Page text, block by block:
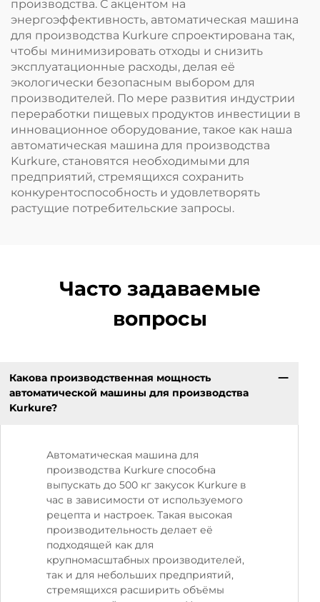
производства. С акцентом на
энергоэффективность, автоматическая машина
для производства Kurkure спроектирована так,
чтобы минимизировать отходы и снизить
эксплуатационные расходы, делая её
экологически безопасным выбором для
производителей. По мере развития индустрии
переработки пищевых продуктов инвестиции в
инновационное оборудование, такое как наша
автоматическая машина для производства
Kurkure, становятся необходимыми для
предприятий, стремящихся сохранить
конкурентоспособность и удовлетворять
растущие потребительские запросы.
Часто задаваемые
вопросы
Какова производственная мощность
автоматической машины для производства
Kurkure?
Автоматическая машина для
производства Kurkure способна
выпускать до 500 кг закусок Kurkure в
час в зависимости от используемого
рецепта и настроек. Такая высокая
производительность делает её
подходящей как для
крупномасштабных производителей,
так и для небольших предприятий,
стремящихся расширить объёмы